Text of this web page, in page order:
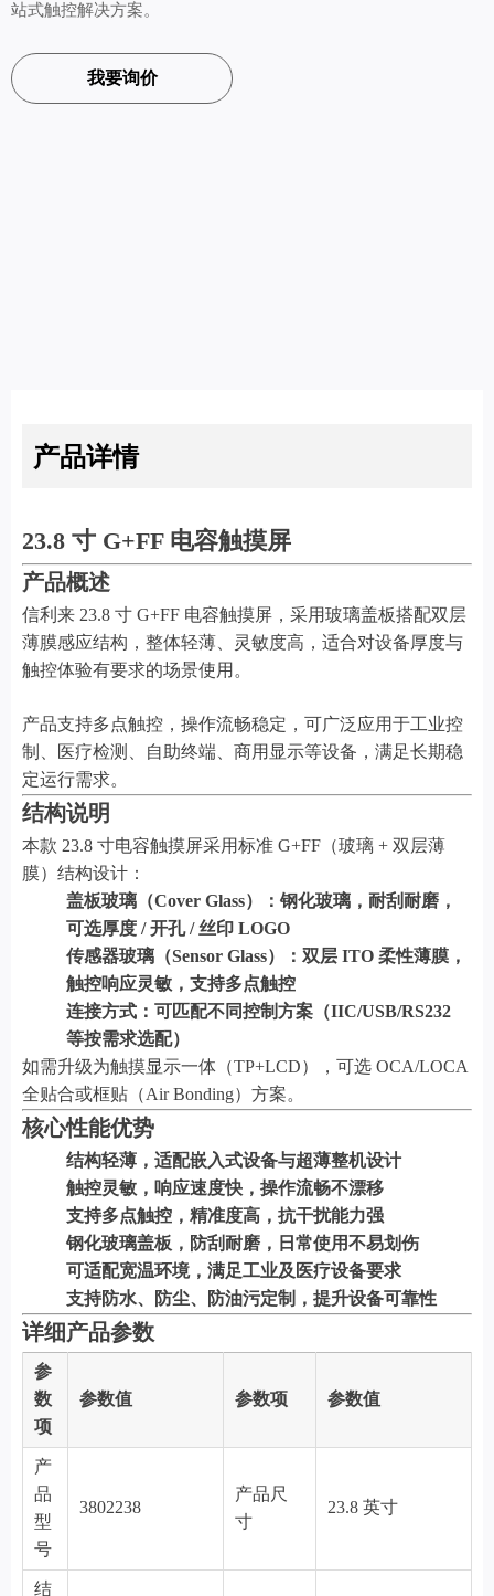
站式触控解决方案。
我要询价
23.8 寸 G+FF 电容触摸屏
产品概述
信利来 23.8 寸 G+FF 电容触摸屏，采用玻璃盖板搭配双层
薄膜感应结构，整体轻薄、灵敏度高，适合对设备厚度与
触控体验有要求的场景使用。
产品支持多点触控，操作流畅稳定，可广泛应用于工业控
制、医疗检测、自助终端、商用显示等设备，满足长期稳
定运行需求。
结构说明
本款 23.8 寸电容触摸屏采用标准 G+FF（玻璃 + 双层薄
膜）结构设计：
盖板玻璃（Cover Glass）：钢化玻璃，耐刮耐磨，
可选厚度 / 开孔 / 丝印 LOGO
传感器玻璃（Sensor Glass）：双层 ITO 柔性薄膜，
触控响应灵敏，支持多点触控
连接方式：可匹配不同控制方案（IIC/USB/RS232
等按需求选配）
如需升级为触摸显示一体（TP+LCD），可选 OCA/LOCA
全贴合或框贴（Air Bonding）方案。
核心性能优势
结构轻薄，适配嵌入式设备与超薄整机设计
触控灵敏，响应速度快，操作流畅不漂移
支持多点触控，精准度高，抗干扰能力强
钢化玻璃盖板，防刮耐磨，日常使用不易划伤
可适配宽温环境，满足工业及医疗设备要求
支持防水、防尘、防油污定制，提升设备可靠性
详细产品参数
参
数
项
参数值 参数项 参数值
产
品
型
号
3802238
产品尺
寸
23.8 英寸
结
产品详情